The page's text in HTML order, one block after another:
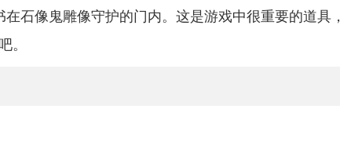
石像鬼雕像守护的门内。这是游戏中很重要的道具，
。